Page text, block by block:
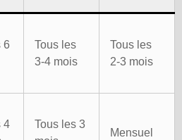
6
Tous les
3-4 mois
Tous les
2-3 mois
4
Tous les 3
Mensuel